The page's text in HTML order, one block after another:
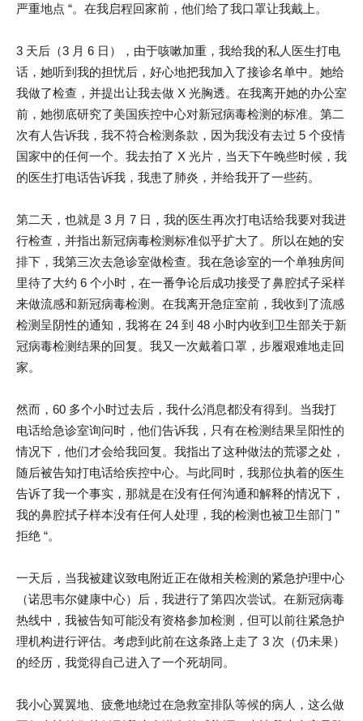
严重地点 “。在我启程回家前，他们给了我口罩让我戴上。
3 天后（3 月 6 日），由于咳嗽加重，我给我的私人医生打电
话，她听到我的担忧后，好心地把我加入了接诊名单中。她给
我做了检查，并提出让我去做 X 光胸透。在我离开她的办公室
前，她彻底研究了美国疾控中心对新冠病毒检测的标准。第二
次有人告诉我，我不符合检测条款，因为我没有去过 5 个疫情
国家中的任何一个。我去拍了 X 光片，当天下午晚些时候，我
的医生打电话告诉我，我患了肺炎，并给我开了一些药。
第二天，也就是 3 月 7 日，我的医生再次打电话给我要对我进
行检查，并指出新冠病毒检测标准似乎扩大了。所以在她的安
排下，我第三次去急诊室做检查。我在急诊室的一个单独房间
里待了大约 6 个小时，在一番争论后成功接受了鼻腔拭子采样
来做流感和新冠病毒检测。在我离开急症室前，我收到了流感
检测呈阴性的通知，我将在 24 到 48 小时内收到卫生部关于新
冠病毒检测结果的回复。我又一次戴着口罩，步履艰难地走回
家。
然而，60 多个小时过去后，我什么消息都没有得到。当我打
电话给急诊室询问时，他们告诉我，只有在检测结果呈阳性的
情况下，他们才会给我回复。我指出了这种做法的荒谬之处，
随后被告知打电话给疾控中心。与此同时，我那位执着的医生
告诉了我一个事实，那就是在没有任何沟通和解释的情况下，
我的鼻腔拭子样本没有任何人处理，我的检测也被卫生部门 ”
拒绝 “。
一天后，当我被建议致电附近正在做相关检测的紧急护理中心
（诺思韦尔健康中心）后，我进行了第四次尝试。在新冠病毒
热线中，我被告知可能没有资格参加检测，但可以前往紧急护
理机构进行评估。考虑到此前在这条路上走了 3 次（仍未果）
的经历，我觉得自己进入了一个死胡同。
我小心翼翼地、疲惫地绕过在急救室排队等候的病人，这么做